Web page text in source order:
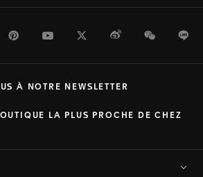
PinterestYoutubeTwitterWeiboWeChat
LA PLUS PROCHE DE CHEZ
À NOTRE NEWSLETTER